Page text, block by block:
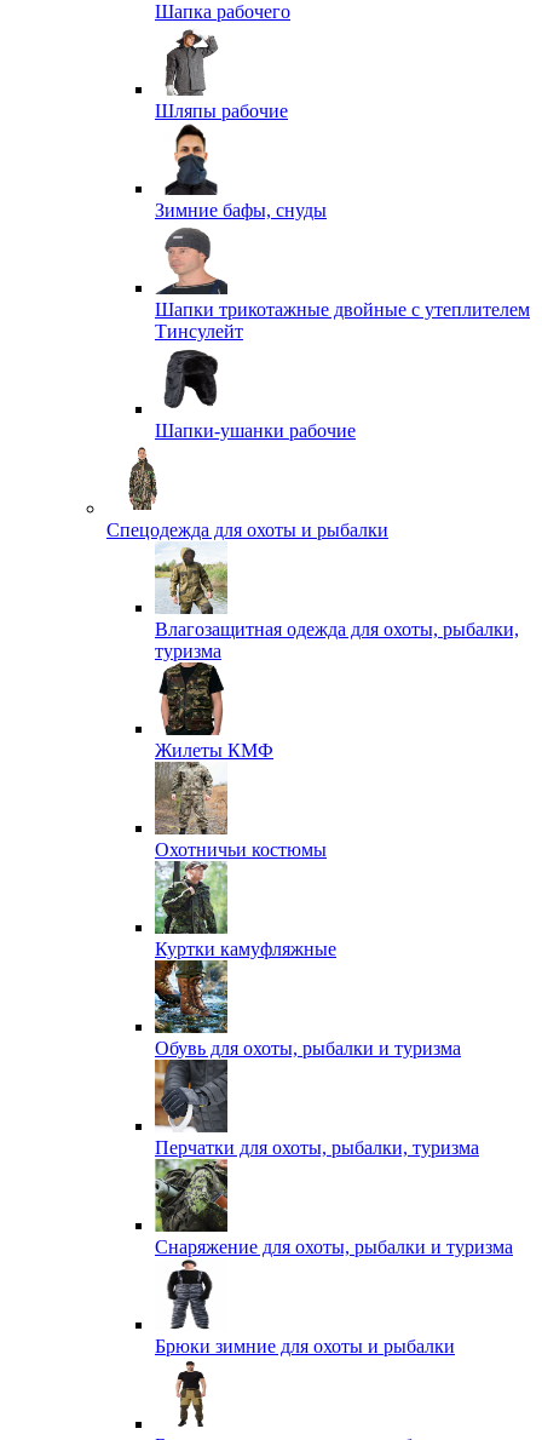
Шапка рабочего
Шляпы рабочие
Зимние бафы, снуды
Шапки трикотажные двойные с утеплителем
Тинсулейт
Шапки-ушанки рабочие
Спецодежда для охоты и рыбалки
Влагозащитная одежда для охоты, рыбалки,
туризма
Жилеты КМФ
Охотничьи костюмы
Куртки камуфляжные
Обувь для охоты, рыбалки и туризма
Перчатки для охоты, рыбалки, туризма
Снаряжение для охоты, рыбалки и туризма
Брюки зимние для охоты и рыбалки